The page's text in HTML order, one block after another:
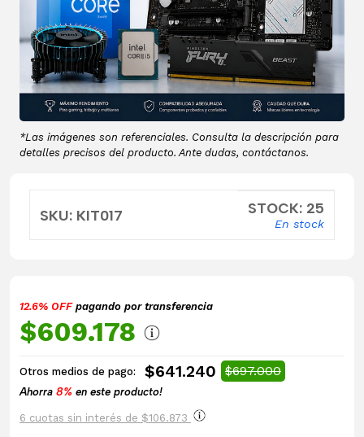
*Las imágenes son referenciales. Consulta la descripción para
detalles precisos del producto. Ante dudas, contáctanos.
SKU: KIT017 STOCK: 25
En stock
12.6% OFFpagando por transferencia
$609.178
Otros medios de pago: $641.240 $697.000
Ahorra 8% en este producto!
6 cuotas sin interés de $106.873